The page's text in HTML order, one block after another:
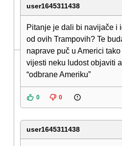
user1645311438
Pitanje je dali bi navijače i
od ovih Trampovih? Te
naprave puč u Americi
vijesti neku ludost objaviti
“odbrane Ameriku”
0 0
user1645311438